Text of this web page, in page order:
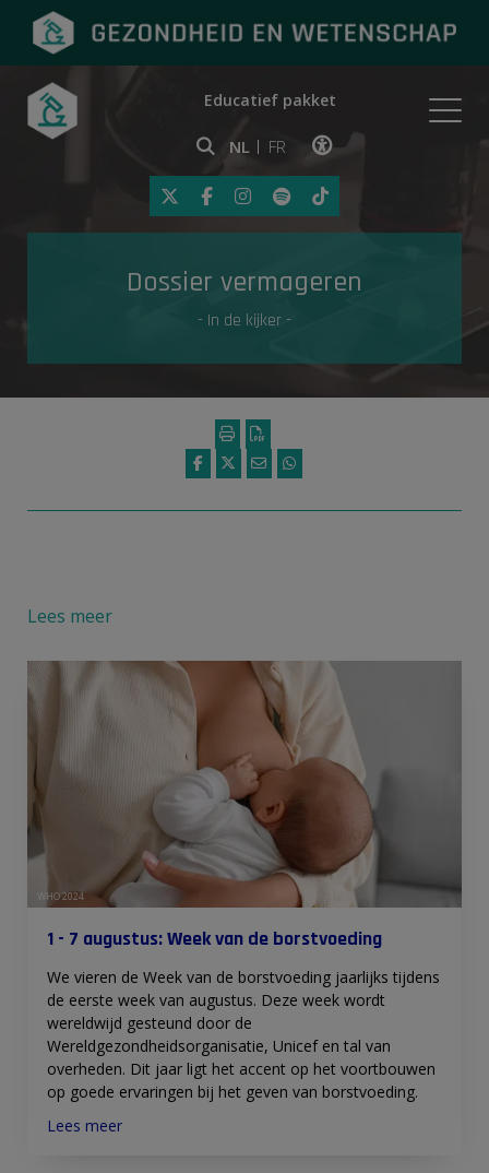
Onderwerpen
Gezondheid in de media
Educatief pakket
NL FR
Klik op deze link om
Dossier vermageren
- In de kijker -
Lees meer
WHO 2024
1 - 7 augustus: Week van de borstvoeding
We vieren de Week van de borstvoeding jaarlijks tijdens
de eerste week van augustus. Deze week wordt
wereldwijd gesteund door de
Wereldgezondheidsorganisatie, Unicef en tal van
overheden. Dit jaar ligt het accent op het voortbouwen
op goede ervaringen bij het geven van borstvoeding.
Lees meer